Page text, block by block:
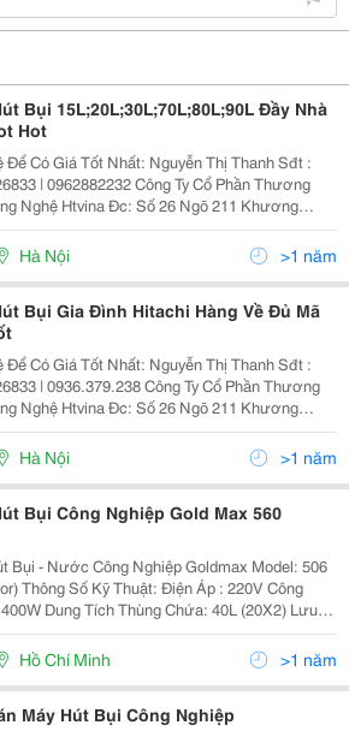
Bụi 15L;20L;30L;70L;80L;90L Đầy Nhà
Hot
Để Có Giá Tốt Nhất: Nguyễn Thị Thanh Sđt :
Công Ty Cổ Phần Thương
Đc: Số 26 Ngõ 211 Khương
Thanh Xuân &Ndash; Hà Nội Yahoo
:Nguyenthanh6685 Website: Http://Sieuthiht.com |
Hà Nội >1 năm
Bụi Gia Đình Hitachi Hàng Về Đủ Mã
Để Có Giá Tốt Nhất: Nguyễn Thị Thanh Sđt :
Công Ty Cổ Phần Thương
Đc: Số 26 Ngõ 211 Khương
Thanh Xuân &Ndash; Hà Nội Yahoo
:Nguyenthanh6685 Website: Http://Sieuthiht.com
Hà Nội >1 năm
Bụi Công Nghiệp Gold Max 560
- Nước Công Nghiệp Goldmax Model: 506
220V Công
Chứa: 40L (20X2) Lưu
Nặng: 10.3Kg Dây Điện: 4.5M
Hút K
Hồ Chí Minh >1 năm
Máy Hút Bụi Công Nghiệp